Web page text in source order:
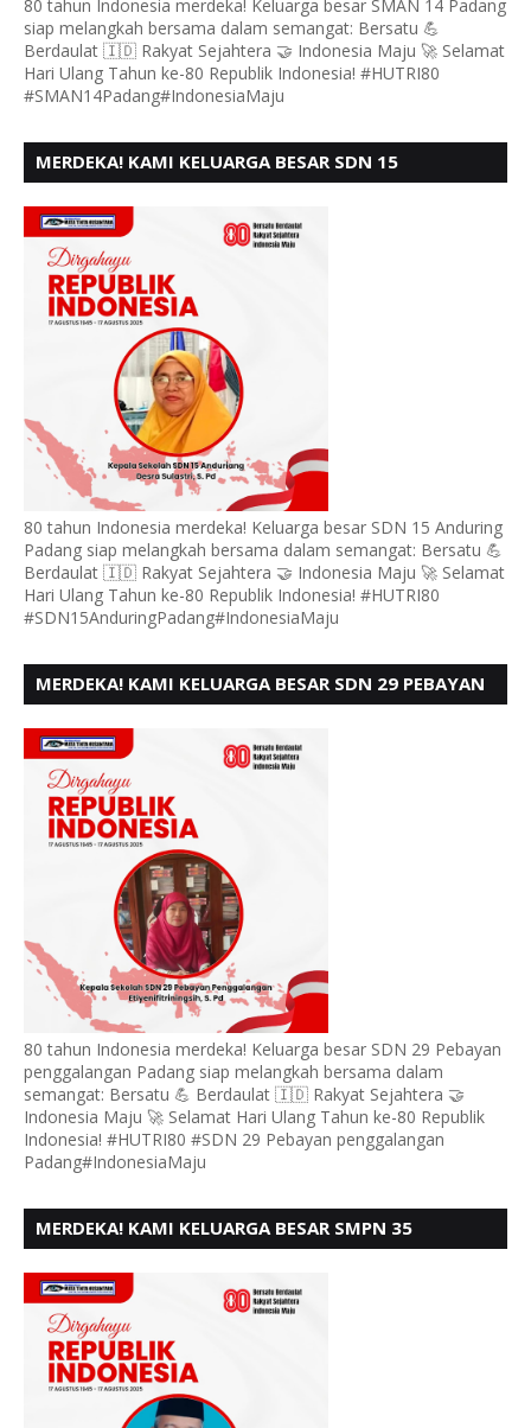
80 tahun Indonesia merdeka! Keluarga besar SMAN 14 Padang
siap melangkah bersama dalam semangat: Bersatu 💪
Berdaulat 🇮🇩 Rakyat Sejahtera 🤝 Indonesia Maju 🚀 Selamat
Hari Ulang Tahun ke-80 Republik Indonesia! #HUTRI80
#SMAN14Padang#IndonesiaMaju
MERDEKA! KAMI KELUARGA BESAR SDN 15
80 tahun Indonesia merdeka! Keluarga besar SDN 15 Anduring
Padang siap melangkah bersama dalam semangat: Bersatu 💪
Berdaulat 🇮🇩 Rakyat Sejahtera 🤝 Indonesia Maju 🚀 Selamat
Hari Ulang Tahun ke-80 Republik Indonesia! #HUTRI80
#SDN15AnduringPadang#IndonesiaMaju
MERDEKA! KAMI KELUARGA BESAR SDN 29 PEBAYAN
KE - 80
80 tahun Indonesia merdeka! Keluarga besar SDN 29 Pebayan
penggalangan Padang siap melangkah bersama dalam
semangat: Bersatu 💪 Berdaulat 🇮🇩 Rakyat Sejahtera 🤝
Indonesia Maju 🚀 Selamat Hari Ulang Tahun ke-80 Republik
Indonesia! #HUTRI80 #SDN 29 Pebayan penggalangan
Padang#IndonesiaMaju
MERDEKA! KAMI KELUARGA BESAR SMPN 35